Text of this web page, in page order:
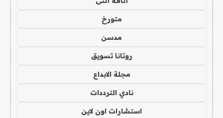
متورخ
مدسن
روتانا تسويق
مجلة الابداع
نادي الترددات
استشارات اون لاين